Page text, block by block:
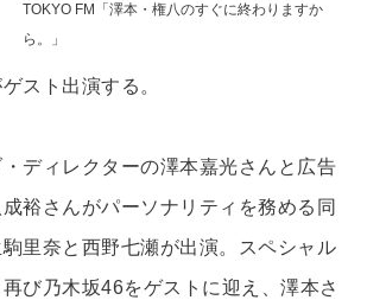
TOKYO FM「澤本・権八のすぐに終わりますか
ら。」
スト出演する。
ディレクターの澤本嘉光さんと広告
裕さんがパーソナリティを務める同
里奈と西野七瀬が出演。スペシャル
び乃木坂46をゲストに迎え、澤本さ